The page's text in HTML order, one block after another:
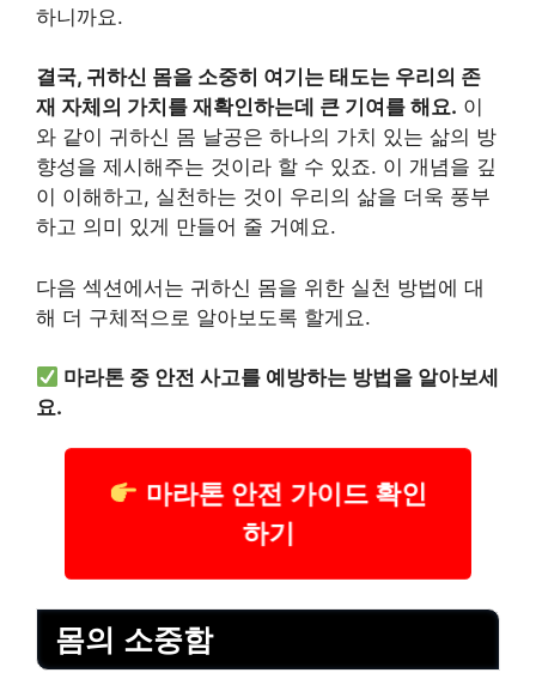
하니까요.
결국, 귀하신 몸을 소중히 여기는 태도는 우리의 존
재 자체의 가치를 재확인하는데 큰 기여를 해요. 이
와 같이 귀하신 몸 날공은 하나의 가치 있는 삶의 방
향성을 제시해주는 것이라 할 수 있죠. 이 개념을 깊
이 이해하고, 실천하는 것이 우리의 삶을 더욱 풍부
하고 의미 있게 만들어 줄 거예요.
다음 섹션에서는 귀하신 몸을 위한 실천 방법에 대
해 더 구체적으로 알아보도록 할게요.
마라톤 중 안전 사고를 예방하는 방법을 알아보세
요.
마라톤 안전 가이드 확인
하기
몸의 소중함